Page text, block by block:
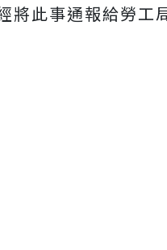
將此事通報給勞工